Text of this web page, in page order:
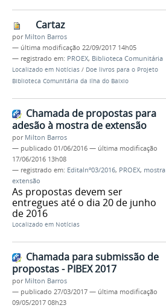
Cartaz
por Milton Barros
— última modificação 22/09/2017 14h05
— registrado em: PROEX, Biblioteca Comunitária
Localizado em Notícias / Doe livros para o Projeto
Biblioteca Comunitária da Ilha do Baixio
Chamada de propostas para
adesão à mostra de extensão
por Milton Barros
— publicado 01/06/2016 — última modificação
17/06/2016 13h08
— registrado em: Editalnº03/2016, PROEX, mostra
extensão
As propostas devem ser
entregues até o dia 20 de junho
de 2016
Localizado em Notícias
Chamada para submissão de
propostas - PIBEX 2017
por Milton Barros
— publicado 27/03/2017 — última modificação
09/05/2017 08h23